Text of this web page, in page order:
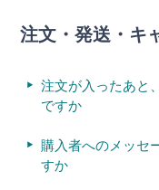
注文・発送・キ
注文が入ったあと
ですか
購入者へのメッセ
すか